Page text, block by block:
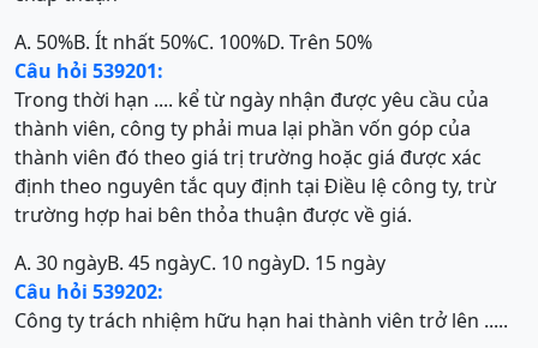
A. 50%B. Ít nhất 50%C. 100%D. Trên 50%
Câu hỏi 539201:
Trong thời hạn .... kể từ ngày nhận được yêu cầu của
thành viên, công ty phải mua lại phần vốn góp của
thành viên đó theo giá trị trường hoặc giá được xác
định theo nguyên tắc quy định tại Điều lệ công ty, trừ
trường hợp hai bên thỏa thuận được về giá.
A. 30 ngàyB. 45 ngàyC. 10 ngàyD. 15 ngày
Câu hỏi 539202:
Công ty trách nhiệm hữu hạn hai thành viên trở lên .....